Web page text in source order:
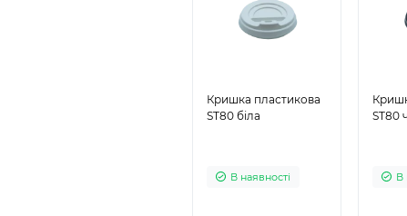
Кришка пластикова
ST80 біла
В наявності
ST80
В